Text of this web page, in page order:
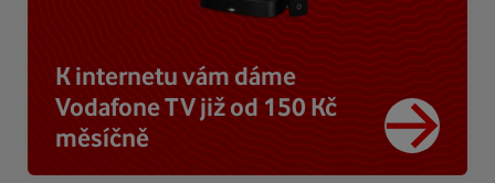
K internetu vám dáme
Vodafone TV již od 150 Kč
měsíčně